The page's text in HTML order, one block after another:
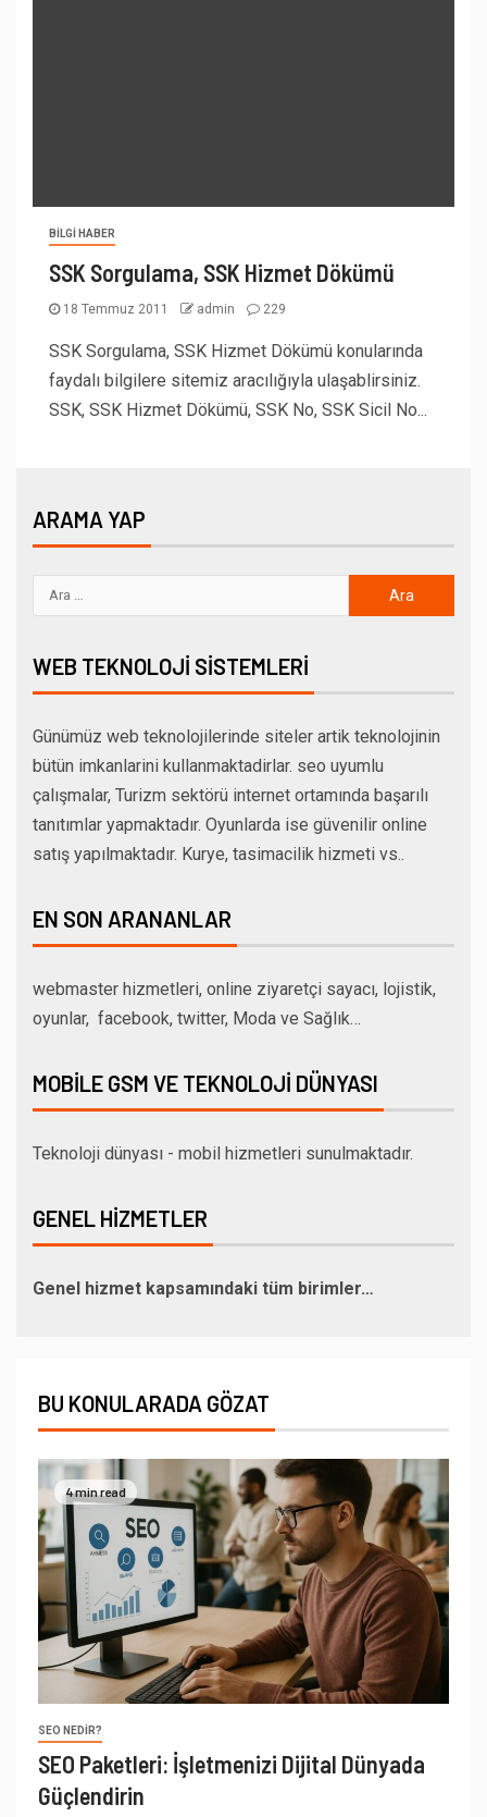
BILGI HABER
SSK Sorgulama, SSK Hizmet Dökümü
18 Temmuz 2011 admin 229
SSK Sorgulama, SSK Hizmet Dökümü konularında
faydalı bilgilere sitemiz aracılığıyla ulaşablirsiniz.
SSK, SSK Hizmet Dökümü, SSK No, SSK Sicil No...
ARAMA YAP
WEB TEKNOLOJI SISTEMLERI
Günümüz web teknolojilerinde siteler artik teknolojinin
bütün imkanlarini kullanmaktadirlar. seo uyumlu
çalışmalar, Turizm sektörü internet ortamında başarılı
tanıtımlar yapmaktadır. Oyunlarda ise güvenilir online
satış yapılmaktadır. Kurye, tasimacilik hizmeti vs..
EN SON ARANANLAR
webmaster hizmetleri, online ziyaretçi sayacı, lojistik,
oyunlar, facebook, twitter, Moda ve Sağlık…
MOBILE GSM VE TEKNOLOJI DÜNYASI
Teknoloji dünyası - mobil hizmetleri sunulmaktadır.
GENEL HIZMETLER
Genel hizmet kapsamındaki tüm birimler…
BU KONULARADA GÖZAT
4 min read
SEO NEDIR?
SEO Paketleri: İşletmenizi Dijital Dünyada
Güçlendirin